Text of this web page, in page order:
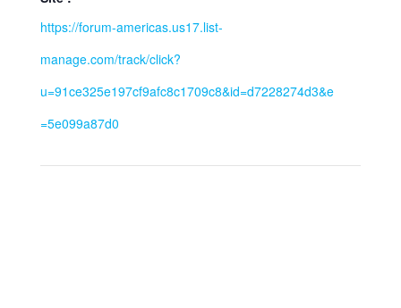
https://forum-americas.us17.list-
manage.com/track/click?
u=91ce325e197cf9afc8c1709c8&id=d7228274d3&e
=5e099a87d0